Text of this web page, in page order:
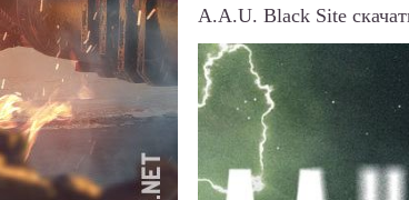
A.A.U. Black Site